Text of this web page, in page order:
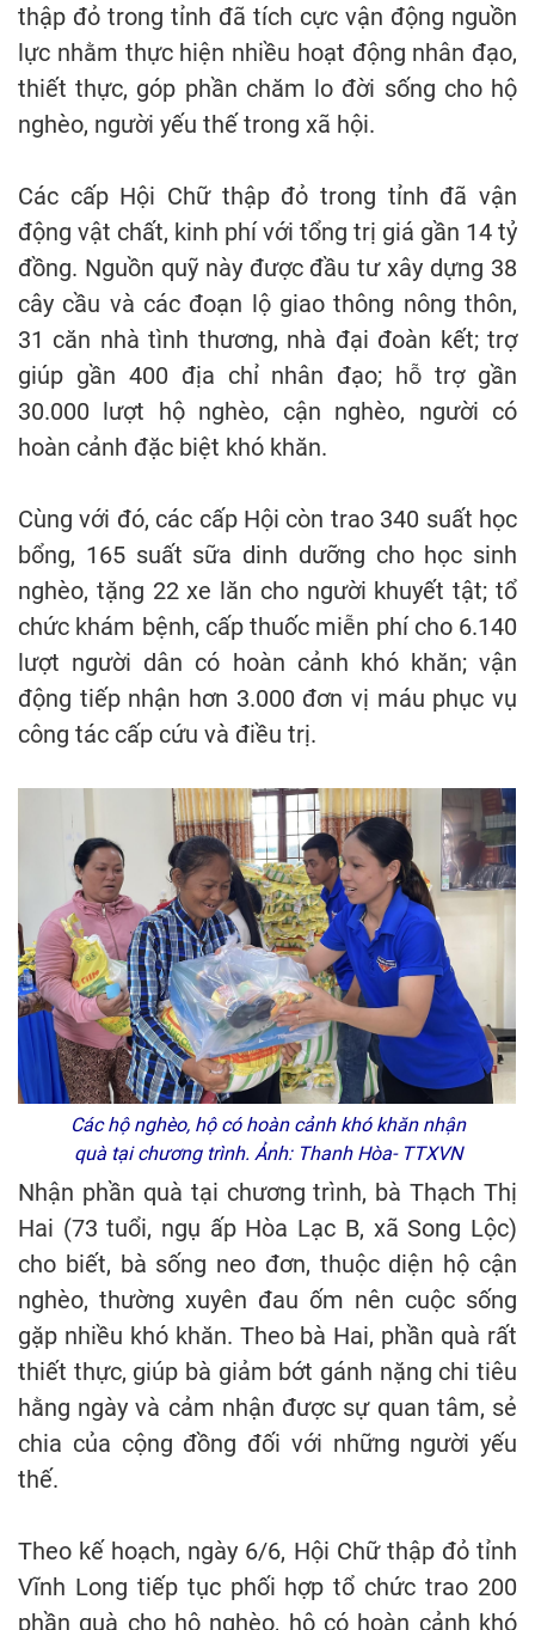
thập đỏ trong tỉnh đã tích cực vận động nguồn
lực nhằm thực hiện nhiều hoạt động nhân đạo,
thiết thực, góp phần chăm lo đời sống cho hộ
nghèo, người yếu thế trong xã hội.
Các cấp Hội Chữ thập đỏ trong tỉnh đã vận
động vật chất, kinh phí với tổng trị giá gần 14 tỷ
đồng. Nguồn quỹ này được đầu tư xây dựng 38
cây cầu và các đoạn lộ giao thông nông thôn,
31 căn nhà tình thương, nhà đại đoàn kết; trợ
giúp gần 400 địa chỉ nhân đạo; hỗ trợ gần
30.000 lượt hộ nghèo, cận nghèo, người có
hoàn cảnh đặc biệt khó khăn.
Cùng với đó, các cấp Hội còn trao 340 suất học
bổng, 165 suất sữa dinh dưỡng cho học sinh
nghèo, tặng 22 xe lăn cho người khuyết tật; tổ
chức khám bệnh, cấp thuốc miễn phí cho 6.140
lượt người dân có hoàn cảnh khó khăn; vận
động tiếp nhận hơn 3.000 đơn vị máu phục vụ
công tác cấp cứu và điều trị.
Các hộ nghèo, hộ có hoàn cảnh khó khăn nhận
quà tại chương trình. Ảnh: Thanh Hòa- TTXVN
Nhận phần quà tại chương trình, bà Thạch Thị
Hai (73 tuổi, ngụ ấp Hòa Lạc B, xã Song Lộc)
cho biết, bà sống neo đơn, thuộc diện hộ cận
nghèo, thường xuyên đau ốm nên cuộc sống
gặp nhiều khó khăn. Theo bà Hai, phần quà rất
thiết thực, giúp bà giảm bớt gánh nặng chi tiêu
hằng ngày và cảm nhận được sự quan tâm, sẻ
chia của cộng đồng đối với những người yếu
thế.
Theo kế hoạch, ngày 6/6, Hội Chữ thập đỏ tỉnh
Vĩnh Long tiếp tục phối hợp tổ chức trao 200
phần quà cho hộ nghèo, hộ có hoàn cảnh khó